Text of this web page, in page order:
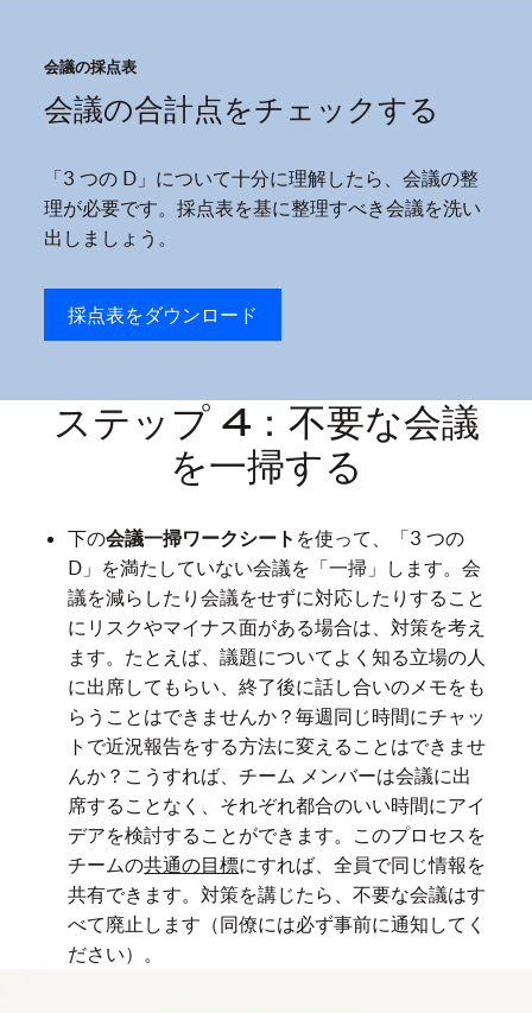
額
間
370
ド
に
と
見
調
査
も
あ
り
ま
す。
テ
レ
ワ
ー
ク
で
は
会議の採点表
会議の合計点をチェックする
「3 つの D」について十分に理解したら、会議の整
理が必要です。採点表を基に整理すべき会議を洗い
出しましょう。
採点表をダウンロード
ステップ 4：不要な会議
を一掃する
下の会議一掃ワークシート を使って、「3 つの
D」を満たしていない会議を「一掃」 します。会
議を減らしたり会議をせずに対応したりすること
にリスクやマイナス面がある場合は、対策を考え
ます。たとえば、議題についてよく知る立場の人
に出席してもらい、終了後に話し合いのメモをも
らうことはできませんか？毎週同じ時間にチャッ
トで近況報告をする方法に変えることはできませ
んか？こうすれば、チーム メンバーは会議に出
席することなく、それぞれ都合のいい時間にアイ
デアを検討することができます。このプロセスを
チームの共通の目標にすれば、全員で同じ情報を
共有できます。対策を講じたら、不要な会議はす
べて廃止します（同僚には必ず事前に通知してく
ださい）。